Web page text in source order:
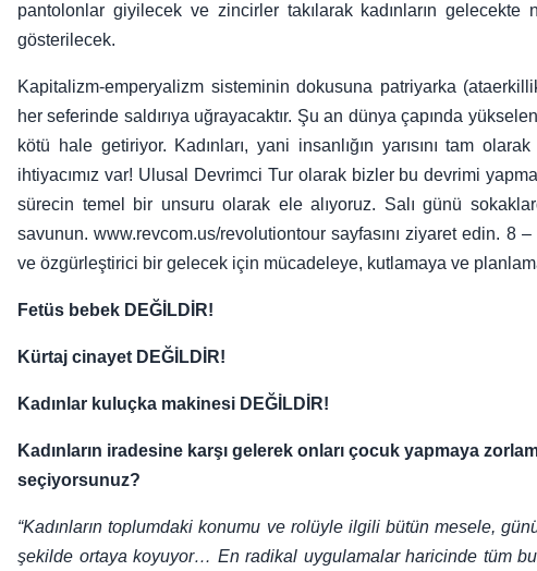
pantolonlar giyilecek ve zincirler takılarak kadınların gelecekte
gösterilecek.
Kapitalizm-emperyalizm sisteminin dokusuna patriyarka
her seferinde saldırıya uğrayacaktır. Şu an dünya çapında
kötü hale getiriyor. Kadınları, yani insanlığın yarısını tam
ihtiyacımız var! Ulusal Devrimci Tur olarak bizler bu devrimi
sürecin temel bir unsuru olarak ele alıyoruz. Salı günü
savunun. www.revcom.us/revolutiontour sayfasını ziyaret edin. 8
ve özgürleştirici bir gelecek için mücadeleye, kutlamaya ve
Fetüs bebek DEĞİLDİR!
Kürtaj cinayet DEĞİLDİR!
Kadınlar kuluçka makinesi DEĞİLDİR!
Kadınların iradesine karşı gelerek onları çocuk yapmaya
seçiyorsunuz?
“Kadınların toplumdaki konumu ve rolüyle ilgili bütün mesele,
şekilde ortaya koyuyor… En radikal uygulamalar haricinde tüm